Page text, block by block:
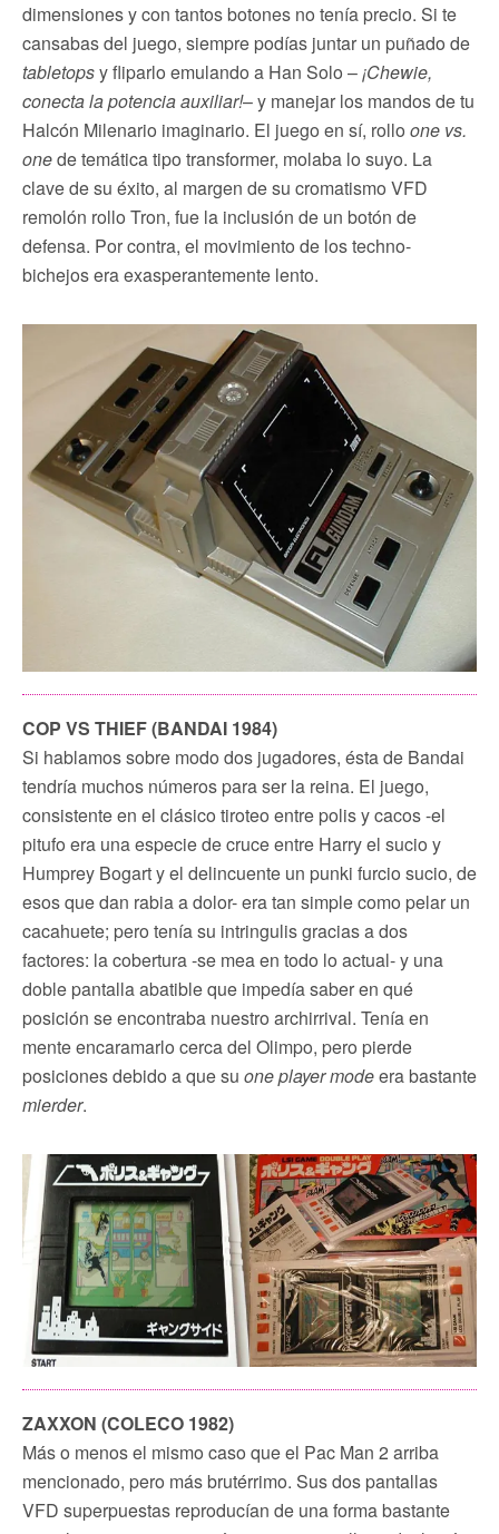
dimensiones y con tantos botones no tenía precio. Si te
cansabas del juego, siempre podías juntar un puñado de
tabletopsy fliparlo emulando a Han Solo –¡Chewie,
conecta la potencia auxiliar!– y manejar los mandos de tu
Halcón Milenario imaginario. El juego en sí, rollo one vs.
onede temática tipo transformer, molaba lo suyo. La
clave de su éxito, al margen de su cromatismo VFD
remolón rollo Tron, fue la inclusión de un botón de
defensa. Por contra, el movimiento de los techno-
bichejos era exasperantemente lento.
COP VS THIEF (BANDAI 1984)
Si hablamos sobre modo dos jugadores, ésta de Bandai
tendría muchos números para ser la reina. El juego,
consistente en el clásico tiroteo entre polis y cacos -el
pitufo era una especie de cruce entre Harry el sucio y
Humprey Bogart y el delincuente un punki furcio sucio, de
esos que dan rabia a dolor- era tan simple como pelar un
cacahuete; pero tenía su intringulis gracias a dos
factores: la cobertura -se mea en todo lo actual- y una
doble pantalla abatible que impedía saber en qué
posición se encontraba nuestro archirrival. Tenía en
mente encaramarlo cerca del Olimpo, pero pierde
posiciones debido a que su one player modeera bastante
mierder.
ZAXXON (COLECO 1982)
Más o menos el mismo caso que el Pac Man 2 arriba
mencionado, pero más brutérrimo. Sus dos pantallas
VFD superpuestas reproducían de una forma bastante